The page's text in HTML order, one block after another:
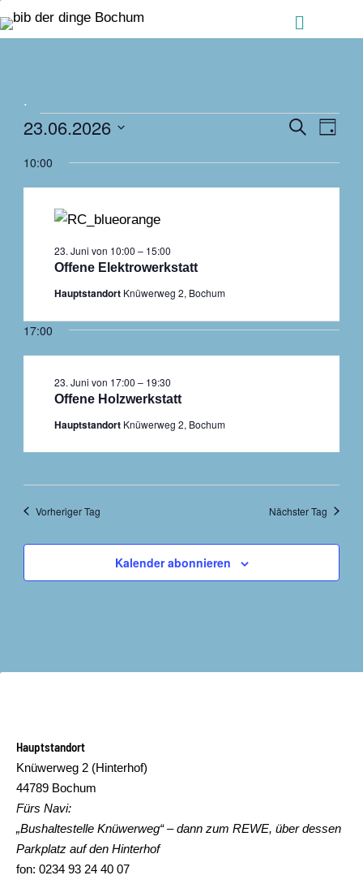
Menü
.
Veranstaltungen
für
23.
Juni
2026
Ansichten,
Suche
Tag
23.06.2026
10:00
Offene Elektrowerkstatt
23. Juni von 10:00 – 15:00
Hauptstandort Knüwerweg 2, Bochum
17:00
Offene Holzwerkstatt
23. Juni von 17:00 – 19:30
Hauptstandort Knüwerweg 2, Bochum
Vorheriger Tag Nächster Tag
Kalender abonnieren
Hauptstandort
Knüwerweg 2 (Hinterhof)
44789 Bochum
Fürs Navi:
„Bushaltestelle Knüwerweg“ – dann zum REWE, über dessen
Parkplatz auf den Hinterhof
fon: 0234 93 24 40 07